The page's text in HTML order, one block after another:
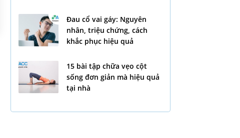
Đau cổ vai gáy: Nguyên
nhân, triệu chứng, cách
khắc phục hiệu quả
15 bài tập chữa vẹo cột
sống đơn giản mà hiệu quả
tại nhà